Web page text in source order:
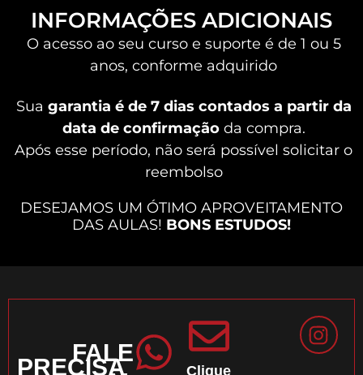
INFORMAÇÕES ADICIONAIS
O acesso ao seu curso e suporte é de 1 ou 5
anos, conforme adquirido
Sua garantia é de 7 dias contados a partir da
data de confirmaçãoda compra.
Após esse período, não será possível solicitar o
reembolso
DESEJAMOS UM ÓTIMO APROVEITAMENTO
DAS AULAS! BONS ESTUDOS!
PRECISA
FALE
Clique